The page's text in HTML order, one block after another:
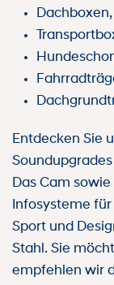
Dachboxen,
Entdecken Sie
Das Cam
Infosysteme
Sport und
Stahl. Sie
empfehlen wir